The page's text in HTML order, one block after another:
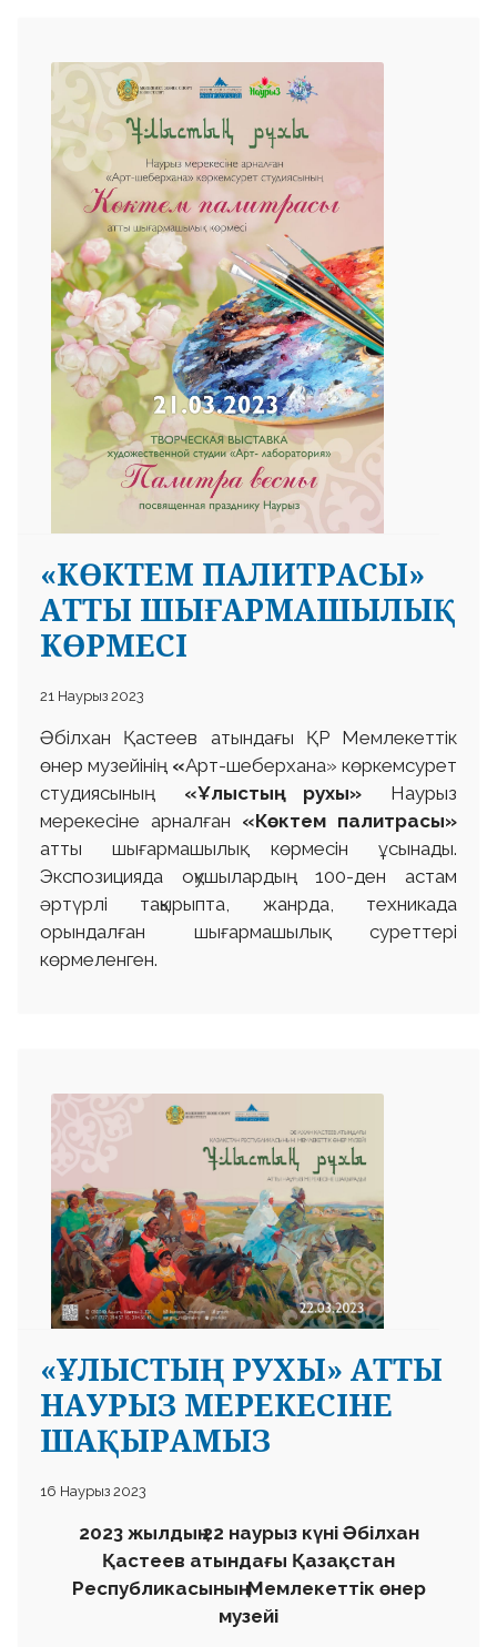
«КӨКТЕМ ПАЛИТРАСЫ»
АТТЫ ШЫҒАРМАШЫЛЫҚ
КӨРМЕСІ
21 Наурыз 2023
Әбілхан Қастеев атындағы ҚР Мемлекеттік
өнер музейінің «Арт-шеберхана» көркемсурет
студиясының «Ұлыстың рухы» Наурыз
мерекесіне арналған «Көктем палитрасы»
атты шығармашылық көрмесін ұсынады.
Экспозицияда оқушылардың 100-ден астам
әртүрлі тақырыпта, жанрда, техникада
орындалған шығармашылық суреттері
көрмеленген.
«ҰЛЫСТЫҢ РУХЫ» АТТЫ
НАУРЫЗ МЕРЕКЕСІНЕ
ШАҚЫРАМЫЗ
16 Наурыз 2023
2023 жылдың 22 наурыз күні Әбілхан
Қастеев атындағы Қазақстан
Республикасының Мемлекеттік өнер
музейі